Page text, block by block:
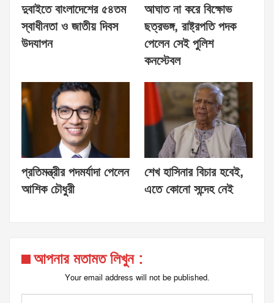
দুবাইতে বাংলাদেশের ৫৪তম
স্বাধীনতা ও জাতীয় দিবস
উদযাপন
আঘাত না করে বিক্ষোভ
ছত্রভঙ্গ, রাষ্ট্রপতি পদক
পেলেন সেই পুলিশ
কনস্টেবল
প্রতিমন্ত্রীর পদমর্যাদা পেলেন
আশিক চৌধুরী
শেখ হাসিনার বিচার হবেই,
এতে কোনো সন্দেহ নেই
আপনার মতামত লিখুন :
Your email address will not be published.